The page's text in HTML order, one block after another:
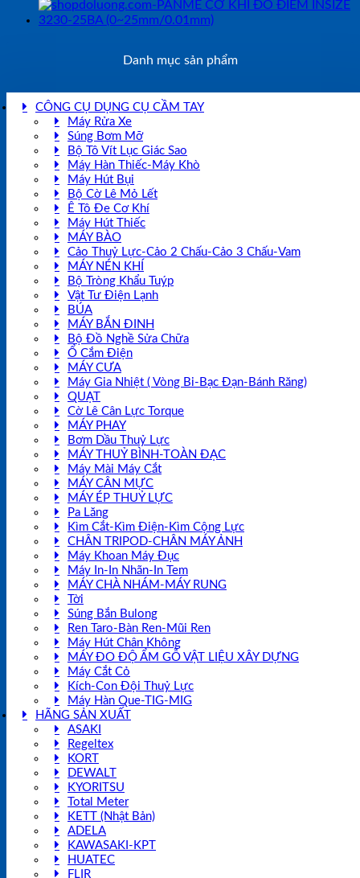
Danh mục sản phẩm
CÔNG CỤ DỤNG CỤ CẦM TAY
Máy Rửa Xe
Súng Bơm Mỡ
Bộ Tô Vít Lục Giác Sao
Máy Hàn Thiếc-Máy Khò
Máy Hút Bụi
Bộ Cờ Lê Mỏ Lết
Ê Tô Đe Cơ Khí
Máy Hút Thiếc
MÁY BÀO
Cảo Thuỷ Lực-Cảo 2 Chấu-Cảo 3 Chấu-Vam
MÁY NÉN KHÍ
Bộ Tròng Khẩu Tuýp
Vật Tư Điện Lạnh
BÚA
MÁY BẮN ĐINH
Bộ Đồ Nghề Sửa Chữa
Ổ Cắm Điện
MÁY CƯA
Máy Gia Nhiệt ( Vòng Bi-Bạc Đạn-Bánh Răng)
QUẠT
Cờ Lê Cân Lực Torque
MÁY PHAY
Bơm Dầu Thuỷ Lực
MÁY THUỶ BÌNH-TOÀN ĐẠC
Máy Mài Máy Cắt
MÁY CÂN MỰC
MÁY ÉP THUỶ LỰC
Pa Lăng
Kìm Cắt-Kìm Điện-Kìm Cộng Lực
CHÂN TRIPOD-CHÂN MÁY ẢNH
Máy Khoan Máy Đục
Máy In-In Nhãn-In Tem
MÁY CHÀ NHÁM-MÁY RUNG
Tời
Súng Bắn Bulong
Ren Taro-Bàn Ren-Mũi Ren
Máy Hút Chân Không
MÁY ĐO ĐỘ ẨM GỖ VẬT LIỆU XÂY DỰNG
Máy Cắt Cỏ
Kích-Con Đội Thuỷ Lực
Máy Hàn Que-TIG-MIG
HÃNG SẢN XUẤT
ASAKI
Regeltex
KORT
DEWALT
KYORITSU
Total Meter
KETT (Nhật Bản)
ADELA
KAWASAKI-KPT
HUATEC
FLIR